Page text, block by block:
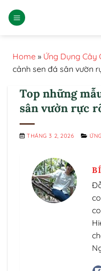
qua
Home » Ứng Dụng Cây
cảnh sen đá sân vườn
Top những
sân vườn rực
THÁNG 3 2, 2026